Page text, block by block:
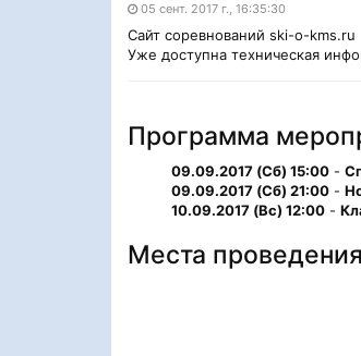
05 сент. 2017 г., 16:35:30
Cайт соревнований ski-o-kms.ru
Уже доступна техническая
Программа
09.09.2017 (Сб) 15:00 -
09.09.2017 (Сб) 21:00 -
10.09.2017 (Вс) 12:00 -
Места проведения